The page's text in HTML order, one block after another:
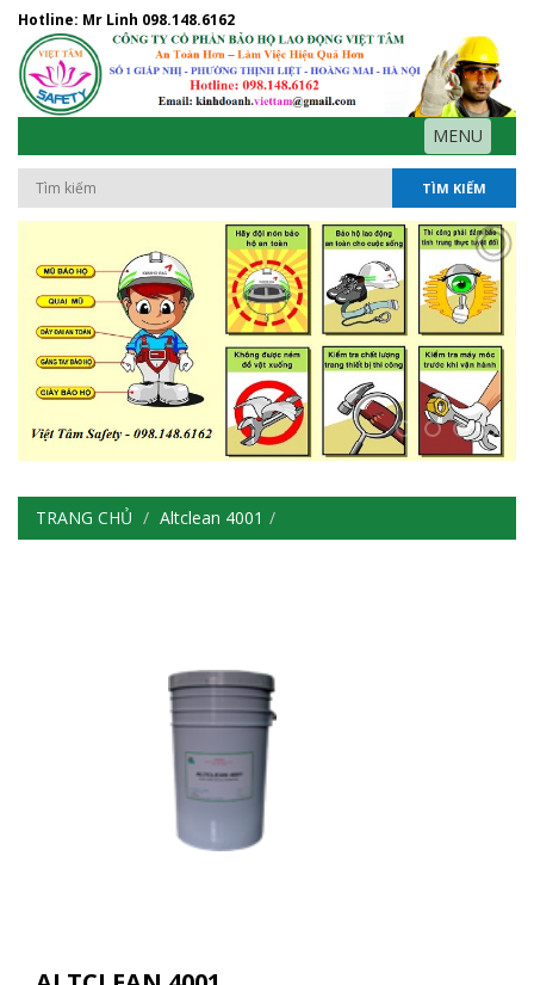
Hotline: Mr Linh 098.148.6162
MENU
TÌM KIẾM
TRANG CHỦ Altclean 4001